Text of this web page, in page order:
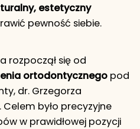
estetyczny
pewność siebie.
rozpoczął się od
ortodontycznegopod
dr. Grzegorza
Celem było precyzyjne
w prawidłowej pozycji